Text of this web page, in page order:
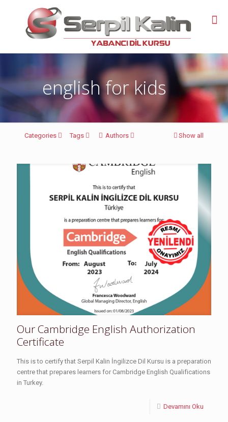
english for kids
Categories Tags Authors Show all
Our Cambridge English Authorization
Certificate
This is to certify that Serpil Kalin İngilizce Dil Kursu is a preparation
centre that prepares learners for Cambridge English Qualifications
in Turkey.
Devamını Oku